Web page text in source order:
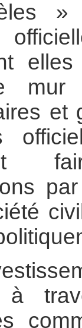
mur
et
à